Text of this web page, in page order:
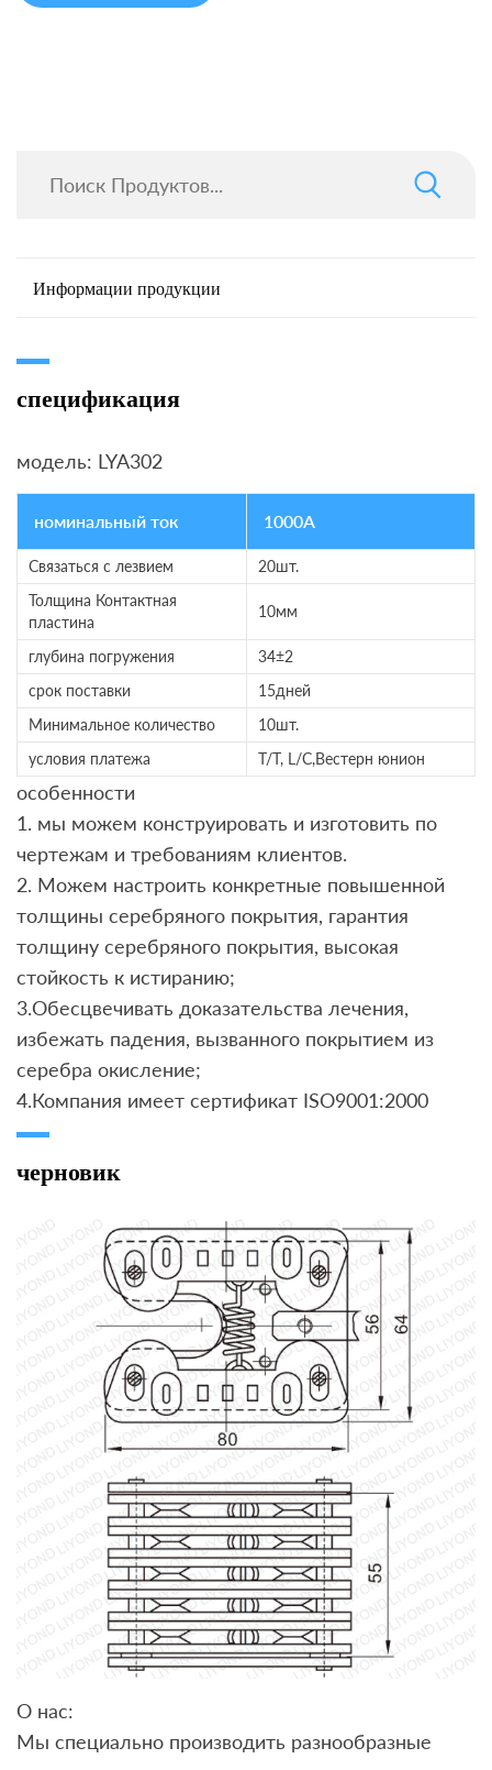
Информации продукции
спецификация
модель: LYA302
номинальный ток 1000A
Связаться с лезвием
20шт.
Толщина Контактная
пластина
10мм
глубина погружения
34±2
срок поставки
15дней
Минимальное количество
10шт.
условия платежа
T/T, L/C,Вестерн юнион
особенности
1. мы можем конструировать и изготовить по
чертежам и требованиям клиентов.
2. Можем настроить конкретные повышенной
толщины серебряного покрытия, гарантия
толщину серебряного покрытия, высокая
стойкость к истиранию;
3.Обесцвечивать доказательства лечения,
избежать падения, вызванного покрытием из
серебра окисление;
4.Компания имеет сертификат ISO9001:2000
черновик
О нас:
Мы специально производить разнообразные